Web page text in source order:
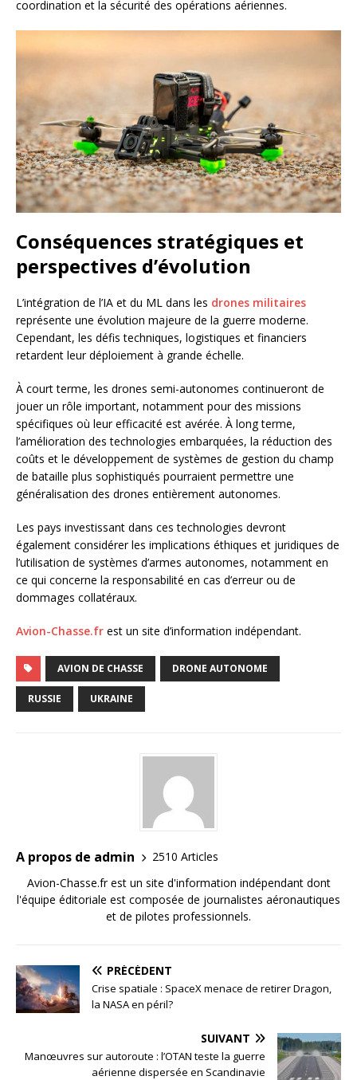
coordination et la sécurité des opérations aériennes.
Conséquences stratégiques et
perspectives d’évolution
L’intégration de l’IA et du ML dans les drones militaires
représente une évolution majeure de la guerre moderne.
Cependant, les défis techniques, logistiques et financiers
retardent leur déploiement à grande échelle.
À court terme, les drones semi-autonomes continueront de
jouer un rôle important, notamment pour des missions
spécifiques où leur efficacité est avérée. À long terme,
l’amélioration des technologies embarquées, la réduction des
coûts et le développement de systèmes de gestion du champ
de bataille plus sophistiqués pourraient permettre une
généralisation des drones entièrement autonomes.
Les pays investissant dans ces technologies devront
également considérer les implications éthiques et juridiques de
l’utilisation de systèmes d’armes autonomes, notamment en
ce qui concerne la responsabilité en cas d’erreur ou de
dommages collatéraux.
Avion-Chasse.fr est un site d’information indépendant.
AVION DE CHASSE DRONE AUTONOME
RUSSIE UKRAINE
A propos de admin
2510 Articles
Avion-Chasse.fr est un site d'information indépendant dont
l'équipe éditoriale est composée de journalistes aéronautiques
et de pilotes professionnels.
PRÉCÉDENT
Crise spatiale : SpaceX menace de retirer Dragon,
la NASA en péril?
SUIVANT
Manœuvres sur autoroute : l’OTAN teste la guerre
aérienne dispersée en Scandinavie